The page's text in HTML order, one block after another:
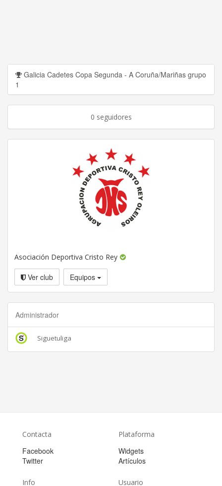
Galicia Cadetes Copa Segunda - A Coruña/Mariñas grupo
1
0 seguidores
Asociación Deportiva Cristo Rey
Ver club Equipos
Administrador
Siguetuliga
Contacta
Facebook
Twitter
Plataforma
Widgets
Artículos
Info Usuario